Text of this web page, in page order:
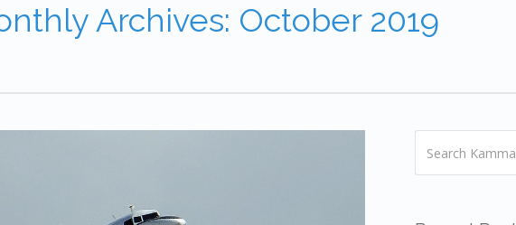
Archives: October 2019